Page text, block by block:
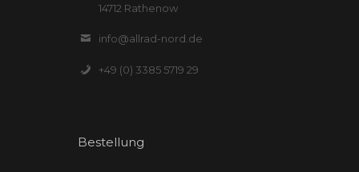
14712 Rathenow
info@allrad-nord.de
+49 (0) 3385 5719 29
Bestellung